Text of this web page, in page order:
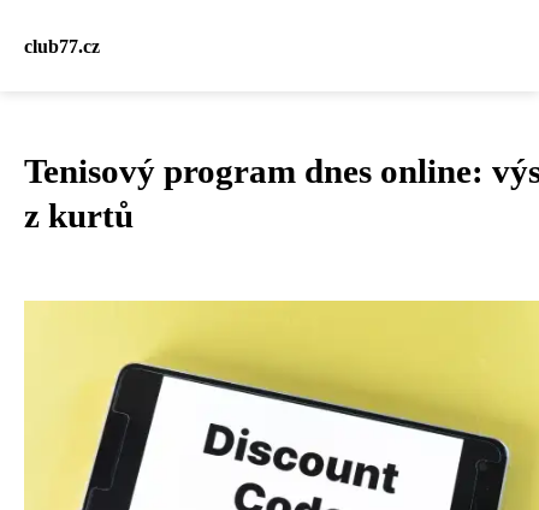
club77.cz
Tenisový program dnes online:
z kurtů